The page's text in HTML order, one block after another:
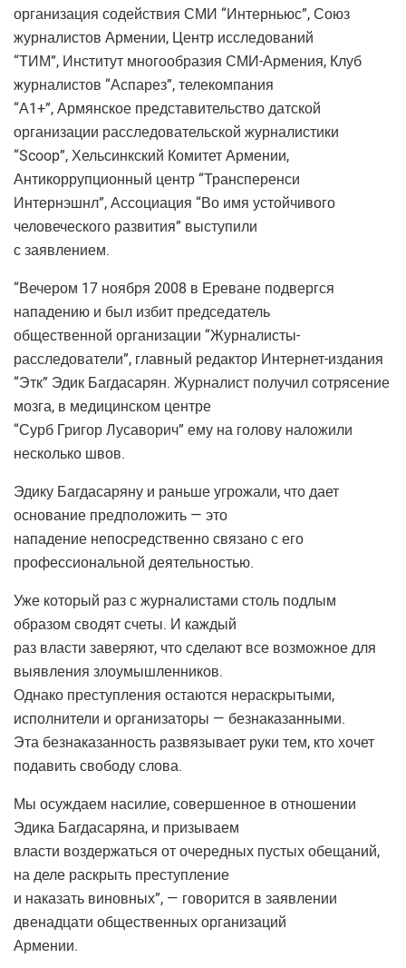
организация содействия СМИ “Интерньюс”, Союз
журналистов Армении, Центр исследований
“ТИМ”, Институт многообразия СМИ-Армения, Клуб
журналистов “Аспарез”, телекомпания
“А1+”, Армянское представительство датской
организации расследовательской журналистики
“Scoop”, Хельсинкский Комитет Армении,
Антикоррупционный центр “Трансперенси
Интернэшнл”, Ассоциация “Во имя устойчивого
человеческого развития” выступили
с заявлением.
“Вечером 17 ноября 2008 в Ереване подвергся
нападению и был избит председатель
общественной организации “Журналисты-
расследователи”, главный редактор Интернет-издания
“Этк” Эдик Багдасарян. Журналист получил сотрясение
мозга, в медицинском центре
“Сурб Григор Лусаворич” ему на голову наложили
несколько швов.
Эдику Багдасаряну и раньше угрожали, что дает
основание предположить — это
нападение непосредственно связано с его
профессиональной деятельностью.
Уже который раз с журналистами столь подлым
образом сводят счеты. И каждый
раз власти заверяют, что сделают все возможное для
выявления злоумышленников.
Однако преступления остаются нераскрытыми,
исполнители и организаторы — безнаказанными.
Эта безнаказанность развязывает руки тем, кто хочет
подавить свободу слова.
Мы осуждаем насилие, совершенное в отношении
Эдика Багдасаряна, и призываем
власти воздержаться от очередных пустых обещаний,
на деле раскрыть преступление
и наказать виновных”, — говорится в заявлении
двенадцати общественных организаций
Армении.